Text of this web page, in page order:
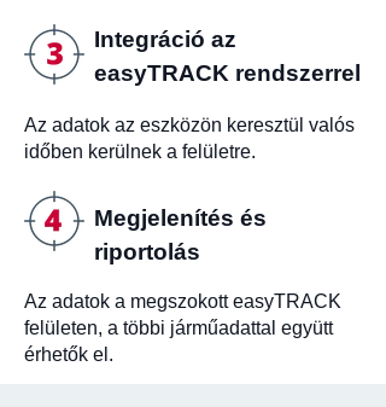
Integráció az
easyTRACK rendszerrel
Az adatok az eszközön keresztül valós
időben kerülnek a felületre.
Megjelenítés és
riportolás
Az adatok a megszokott easyTRACK
felületen, a többi járműadattal együtt
érhetők el.